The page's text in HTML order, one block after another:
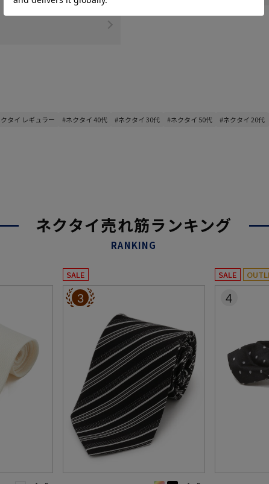
タイ レギュラー #ネクタイ 40代 #ネクタイ 30代 #ネクタイ 50代 #ネクタイ 20代
ネクタイ売れ筋ランキング
RANKING
SALE
3
SALE
4